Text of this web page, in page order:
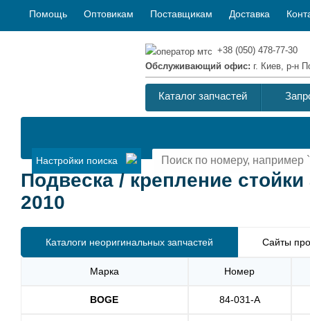
Помощь Оптовикам Поставщикам Доставка
+38 (050) 478-77-30
Обслуживающий офис: г. Киев, р-н
Каталог запчастей
Настройки поиска
Подвеска / крепление
2010
Каталоги неоригинальных запчастей Сайты
Марка Номер
BOGE 84-031-A